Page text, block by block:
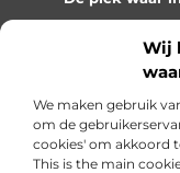
Wij
We maken gebruik
om de
cookies' om akkoord
This is the main
Ontdek onze
Bericht